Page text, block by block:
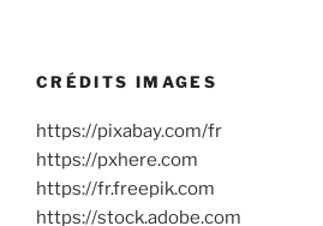
CRÉDITS IMAGES
https://pixabay.com/fr
https://pxhere.com
https://fr.freepik.com
https://stock.adobe.com